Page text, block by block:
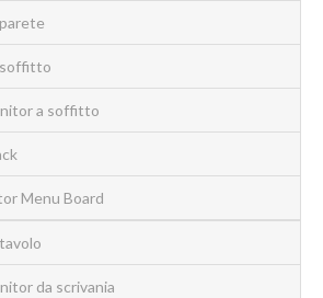
soffitto
a soffitto
Menu Board
da scrivania